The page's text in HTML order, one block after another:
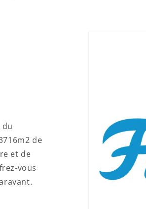
de
et de
vous